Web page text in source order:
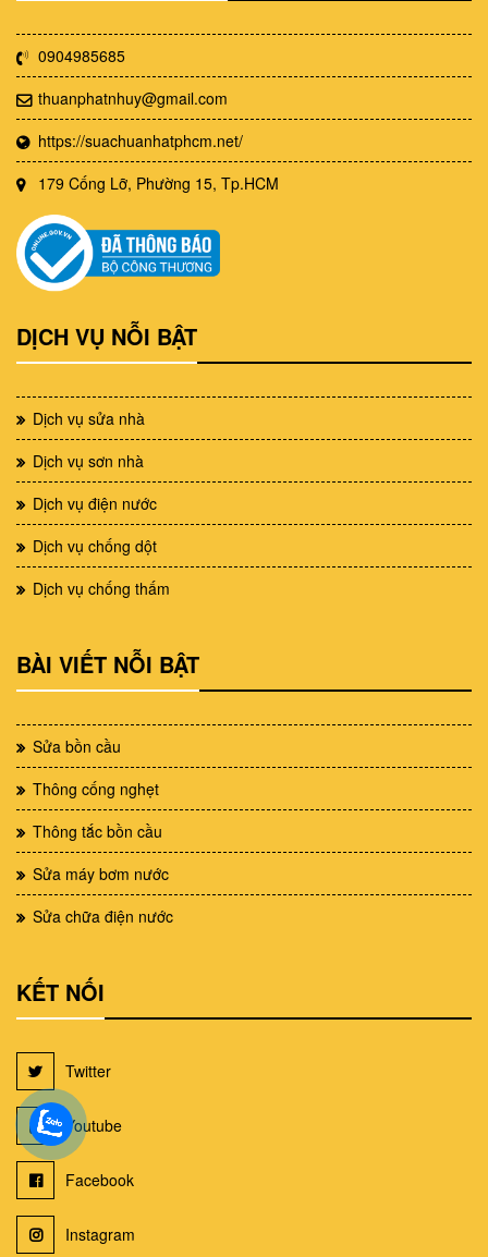
0904985685
thuanphatnhuy@gmail.com
https://suachuanhatphcm.net/
179 Cống Lỡ, Phường 15, Tp.HCM
DỊCH VỤ NỖI BẬT
Dịch vụ sửa nhà
Dịch vụ sơn nhà
Dịch vụ điện nước
Dịch vụ chống dột
Dịch vụ chống thấm
BÀI VIẾT NỖI BẬT
Sửa bồn cầu
Thông cống nghẹt
Thông tắc bồn cầu
Sửa máy bơm nước
Sửa chữa điện nước
KẾT NỐI
Twitter
Youtube
Facebook
Instagram